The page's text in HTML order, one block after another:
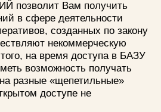
позволит Вам получить
в сфере деятельности
созданных по закону
некоммерческую
на время доступа в БАЗУ
возможность получать
разные «щепетильные»
доступе не